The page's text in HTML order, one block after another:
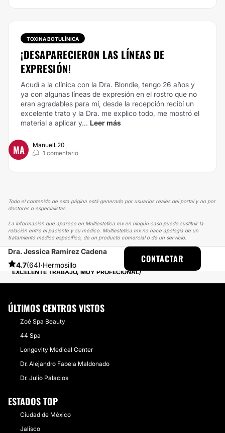
TOXINA BOTULÍNICA
¡DESAPARECIERON LAS LÍNEAS DE
EXPRESIÓN!
Acudí a la clínica con la Dra. Blondie, tengo 26 años y
ya con algunas líneas de expresión en el rostro que no
eran agradables para mí, desde la recepción recibí un
excelente trato y la Dra. me explico todo, me mostró el
material a aplicar y... Leer más
MA
ManuelL20
1 comentario
Todo el contenido de esta página está generado por usuarios reales del portal y no por
doctores o especialistas.
La información que aparece en Multiestetica.mx en ningún caso puede sustituir la
relación entre el paciente y su médico. Multiestetica.mx no hace apología de un
tratamiento médico específico, de un producto comercial o de un servicio.
Dra. Jessica Ramírez Cadena
4.7(64)·Hermosillo
CONTACTAR
MULTIESTETICA
EXPERIENCIAS
EXPERIENCIAS SOBRE CIRUGÍA GINECOMASTIA
EXCELENTE TRABAJO, MUY PROFECIONAL
ÚLTIMOS CENTROS VISTOS
Zoé Spa Beauty
44 Spa
Longevity Medical Center
Dr. Alejandro Fabela Maldonado
Dr. Julio Palacios
ESTADOS TOP
Ciudad de México
Jalisco